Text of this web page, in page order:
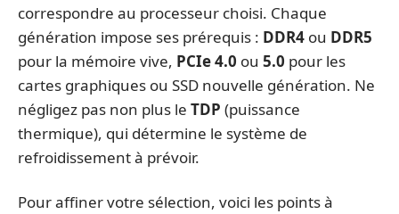
correspondre au processeur choisi. Chaque
génération impose ses prérequis : DDR4 ou DDR5
pour la mémoire vive, PCIe 4.0 ou 5.0 pour les
cartes graphiques ou SSD nouvelle génération. Ne
négligez pas non plus le TDP (puissance
thermique), qui détermine le système de
refroidissement à prévoir.
Pour affiner votre sélection, voici les points à